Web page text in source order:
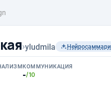
›yludmila Нейросаммари
КОММУНИКАЦИЯ
-/10